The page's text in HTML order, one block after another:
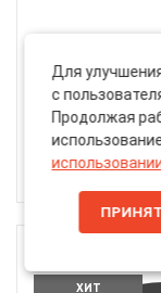
Адгезионный
Primer по
1176 ₽
ХИТ
Для
с
Продолжая